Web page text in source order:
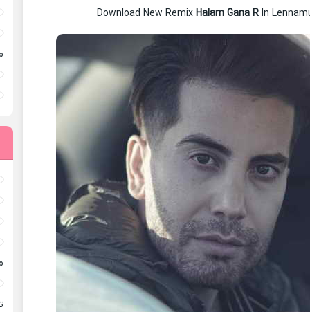
Download New RemixHalam Gana R In